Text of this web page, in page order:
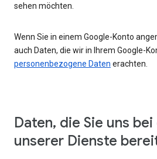
sehen möchten.
Wenn Sie in einem Google-Konto
auch Daten, die wir in Ihrem Google-
personenbezogene Daten erachten.
Daten, die Sie uns
unserer Dienste